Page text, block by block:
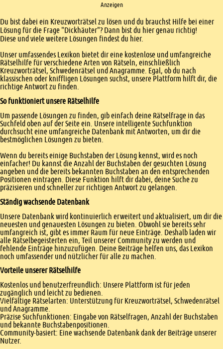
Anzeigen
Einleitung
Du bist dabei ein Kreuzworträtsel zu lösen und du brauchst Hilfe bei einer
Lösung für die Frage "Dickhäuter"? Dann bist du hier genau richtig!
Diese und viele weitere Lösungen findest du hier.
Unser umfassendes Lexikon bietet dir eine kostenlose und umfangreiche
Rätselhilfe für verschiedene Arten von Rätseln, einschließlich
Kreuzworträtsel, Schwedenrätsel und Anagramme. Egal, ob du nach
klassischen oder kniffligen Lösungen suchst, unsere Plattform hilft dir, die
richtige Antwort zu finden.
So funktioniert unsere Rätselhilfe
Um passende Lösungen zu finden, gib einfach deine Rätselfrage in das
Suchfeld oben auf der Seite ein. Unsere intelligente Suchfunktion
durchsucht eine umfangreiche Datenbank mit Antworten, um dir die
bestmöglichen Lösungen zu bieten.
Wenn du bereits einige Buchstaben der Lösung kennst, wird es noch
einfacher! Du kannst die Anzahl der Buchstaben der gesuchten Lösung
angeben und die bereits bekannten Buchstaben an den entsprechenden
Positionen eintragen. Diese Funktion hilft dir dabei, deine Suche zu
präzisieren und schneller zur richtigen Antwort zu gelangen.
Ständig wachsende Datenbank
Unsere Datenbank wird kontinuierlich erweitert und aktualisiert, um dir die
neuesten und genauesten Lösungen zu bieten. Obwohl sie bereits sehr
umfangreich ist, gibt es immer Raum für neue Einträge. Deshalb laden wir
alle Rätselbegeisterten ein, Teil unserer Community zu werden und
fehlende Einträge hinzuzufügen. Deine Beiträge helfen uns, das Lexikon
noch umfassender und nützlicher für alle zu machen.
Vorteile unserer Rätselhilfe
Kostenlos und benutzerfreundlich: Unsere Plattform ist für jeden
zugänglich und leicht zu bedienen.
Vielfältige Rätselarten: Unterstützung für Kreuzworträtsel, Schwedenrätsel
und Anagramme.
Präzise Suchfunktionen: Eingabe von Rätselfragen, Anzahl der Buchstaben
und bekannte Buchstabenpositionen.
Community-basiert: Eine wachsende Datenbank dank der Beiträge unserer
Nutzer.